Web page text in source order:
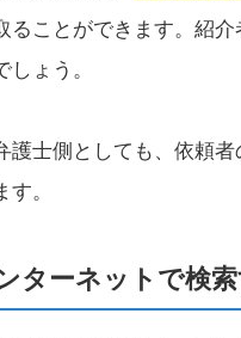
ることができます。紹
しょう。
護士側としても、依頼
す。
ターネットで検